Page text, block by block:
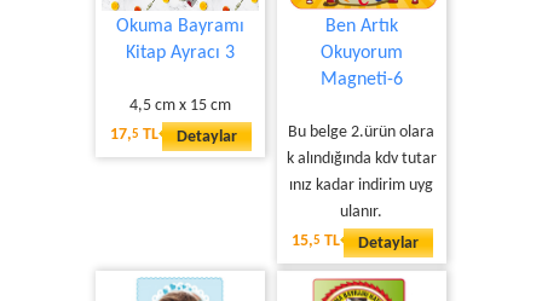
Okuma Bayramı
Kitap Ayracı 3
4,5 cm x 15 cm
17,5 TL Detaylar
Ben Artık
Okuyorum
Magneti-6
Bu belge 2.ürün olara
k alındığında kdv tutar
ınız kadar indirim uyg
ulanır.
15,5 TL Detaylar